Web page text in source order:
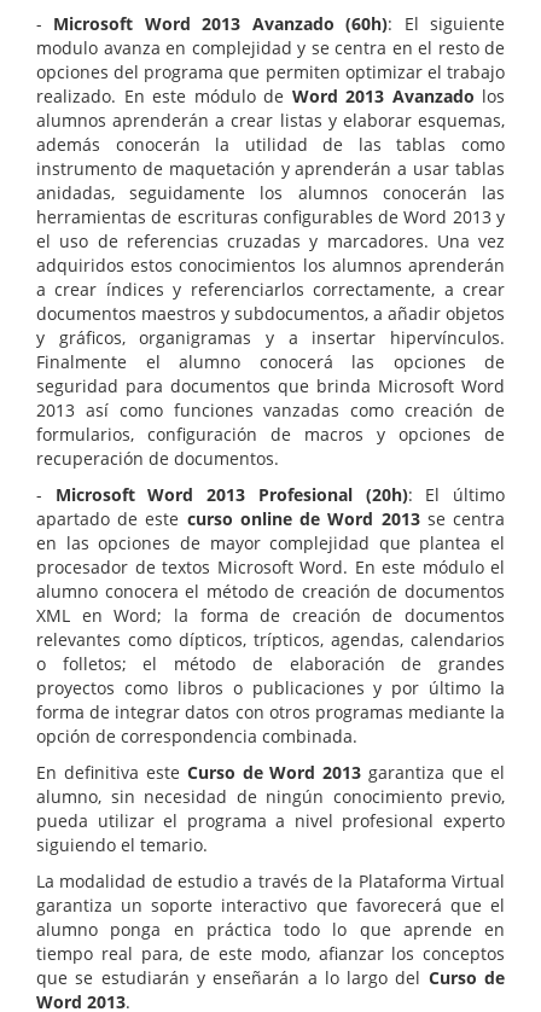
- Microsoft Word 2013 Avanzado (60h): El siguiente
modulo avanza en complejidad y se centra en el resto de
opciones del programa que permiten optimizar el trabajo
realizado. En este módulo de Word 2013 Avanzado los
alumnos aprenderán a crear listas y elaborar esquemas,
además conocerán la utilidad de las tablas como
instrumento de maquetación y aprenderán a usar tablas
anidadas, seguidamente los alumnos conocerán las
herramientas de escrituras configurables de Word 2013 y
el uso de referencias cruzadas y marcadores. Una vez
adquiridos estos conocimientos los alumnos aprenderán
a crear índices y referenciarlos correctamente, a crear
documentos maestros y subdocumentos, a añadir objetos
y gráficos, organigramas y a insertar hipervínculos.
Finalmente el alumno conocerá las opciones de
seguridad para documentos que brinda Microsoft Word
2013 así como funciones vanzadas como creación de
formularios, configuración de macros y opciones de
recuperación de documentos.
- Microsoft Word 2013 Profesional (20h): El último
apartado de este curso online de Word 2013se centra
en las opciones de mayor complejidad que plantea el
procesador de textos Microsoft Word. En este módulo el
alumno conocera el método de creación de documentos
XML en Word; la forma de creación de documentos
relevantes como dípticos, trípticos, agendas, calendarios
o folletos; el método de elaboración de grandes
proyectos como libros o publicaciones y por último la
forma de integrar datos con otros programas mediante la
opción de correspondencia combinada.
En definitiva este Curso de Word 2013 garantiza que el
alumno, sin necesidad de ningún conocimiento previo,
pueda utilizar el programa a nivel profesional experto
siguiendo el temario.
La modalidad de estudio a través de la Plataforma Virtual
garantiza un soporte interactivo que favorecerá que el
alumno ponga en práctica todo lo que aprende en
tiempo real para, de este modo, afianzar los conceptos
que se estudiarán y enseñarán a lo largo del Curso de
Word 2013.